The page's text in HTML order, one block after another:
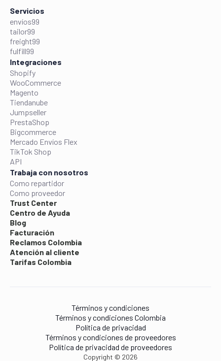
Servicios
envíos99
tailor99
freight99
fulfill99
Integraciones
Shopify
WooCommerce
Magento
Tiendanube
Jumpseller
PrestaShop
Bigcommerce
Mercado Envíos Flex
TikTok Shop
API
Trabaja con nosotros
Como repartidor
Como proveedor
Trust Center
Centro de Ayuda
Blog
Facturación
Reclamos Colombia
Atención al cliente
Tarifas Colombia
Copyright © 2026
Términos y condiciones
Términos y condiciones Colombia
Política de privacidad
Términos y condiciones de proveedores
Política de privacidad de proveedores